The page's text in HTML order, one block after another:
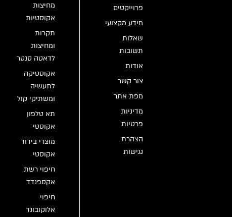
פרוייקטים
מידע מקצועי
שאלות
תשובות
אודות
צור קשר
מפת אתר
מדיניות
פרטיות
הצהרת
נגישות
מחיצות
אקוסטיות
תקרות
ומחיצות
לדאטה סנטר
אקוסטיקה
לתעשיה
ומשתיקי קול
תא טלפון
אקוסטי
מוצרי בידוד
אקוסטי
חיפוי רשת
אקספנדד
חיפוי
אלוקובונד